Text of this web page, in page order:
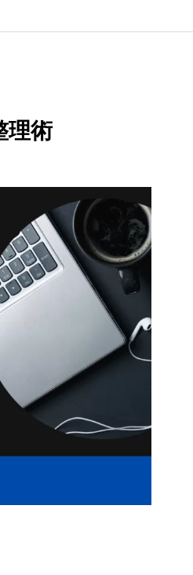
理術
Excelでアドレスがハイパーリン
クにならない？